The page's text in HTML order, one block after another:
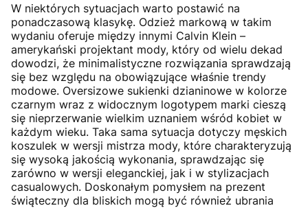
W niektórych sytuacjach warto postawić na
ponadczasową klasykę. Odzież markową w takim
wydaniu oferuje między innymi Calvin Klein –
amerykański projektant mody, który od wielu dekad
dowodzi, że minimalistyczne rozwiązania sprawdzają
się bez względu na obowiązujące właśnie trendy
modowe. Oversizowe sukienki dzianinowe w kolorze
czarnym wraz z widocznym logotypem marki cieszą
się nieprzerwanie wielkim uznaniem wśród kobiet w
każdym wieku. Taka sama sytuacja dotyczy męskich
koszulek w wersji mistrza mody, które charakteryzują
się wysoką jakością wykonania, sprawdzając się
zarówno w wersji eleganckiej, jak i w stylizacjach
casualowych. Doskonałym pomysłem na prezent
świąteczny dla bliskich mogą być również ubrania